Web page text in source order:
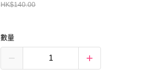
HK$140.00
數量